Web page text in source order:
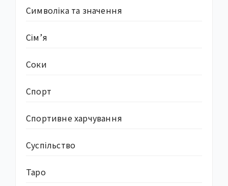
Символіка та значення
Сім’я
Соки
Спорт
Спортивне харчування
Суcпільство
Таро